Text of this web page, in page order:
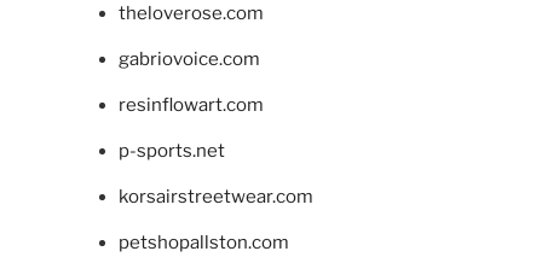
theloverose.com
gabriovoice.com
resinflowart.com
p-sports.net
korsairstreetwear.com
petshopallston.com